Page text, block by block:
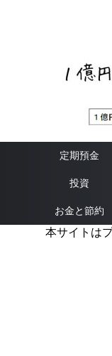
定期預金
投資
お金と節約
本サイトは